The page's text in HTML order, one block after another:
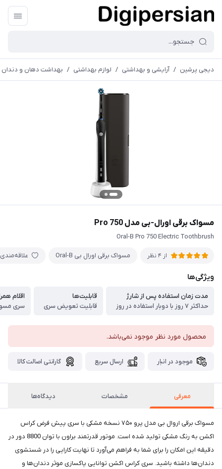
دیجی پرشین / آرایشی و بهداشتی / لوازم بهداشتی / بهداشت دهان و دندان
مسواک برقی اورال-بی مدل Pro 750
Oral-B Pro 750 Electric Toothbrush
از 4 نظر مسواک برقی اورال بی Oral-B علاقه‌مندی
ویژگی‌ها
مدت زمان استفاده پس از شارژ
حداکثر ۷ روز با دوبار استفاده در روز
قابلیت‌ها
قابلیت تعویض سری
اقلام
سری
محصول مورد نظر موجود نمی‌باشد.
موجود در انبار ارسال سریع گارانتی اصالت کالا
معرفی مشخصات دیدگاه‌ها
مسواک برقی اروال بی مدل پرو ۷۵۰ نسخه مشکی با سری پیش فرض کراس
اکشن به رنگ مشکی تولید شده است. موتور قدرتمند براون با توان 8800 دور در
دقیقه این امکان را برای شما به فراهم می‌آورد تا نهایت کارایی را در شستشوی
دندان‌ها داشته باشید. سری کراس اکشن توانایی پاکسازی موثر دندان‌ها و